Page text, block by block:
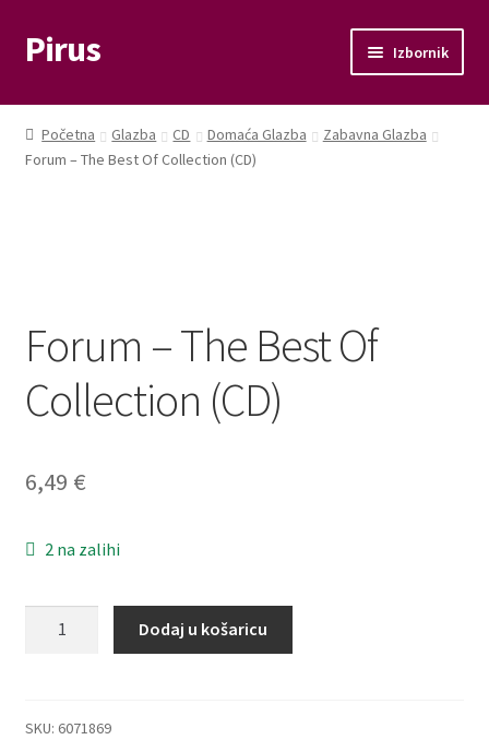
Preskoči
na
Skoči
do
Pirus Izbornik
Glazba
Film
Moj račun
Naplata
O nama
Početna Glazba CD Domaća Glazba
Zabavna Glazba
Forum – The Best Of Collection (CD)
Forum – The Best Of
Collection (CD)
6,49 €
2 na zalihi
Of
Dodaj u košaricu
SKU: 6071869